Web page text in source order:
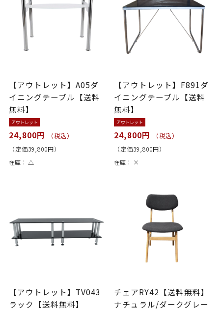
【アウトレット】A05ダ
イニングテーブル【送料
無料】
アウトレット
24,800円
（税込）
（定価39,800円）
在庫： △
【アウトレット】F891ダ
イニングテーブル【送料
無料】
アウトレット
24,800円
（税込）
（定価39,800円）
在庫： ×
【アウトレット】TV043
ラック【送料無料】
チェアRY42【送料無料】
ナチュラル/ダークグレー